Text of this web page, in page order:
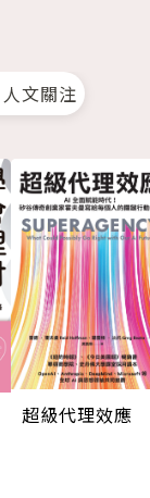
人文關注
超級代理效應